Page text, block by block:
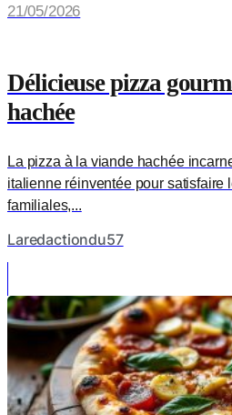
21/05/2026
Délicieuse pizza
hachée
La pizza à la viande hachée
italienne réinventée pour satisfaire
familiales,...
Laredactiondu57